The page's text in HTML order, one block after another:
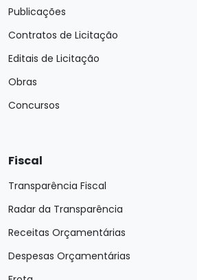
Publicações
Contratos de Licitação
Editais de Licitação
Obras
Concursos
Fiscal
Transparência Fiscal
Radar da Transparência
Receitas Orçamentárias
Despesas Orçamentárias